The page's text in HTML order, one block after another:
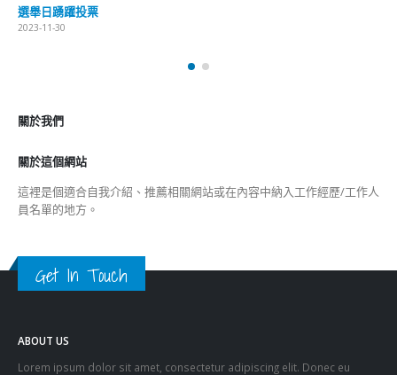
選舉日踴躍投票
2023-11-30
關於我們
關於這個網站
這裡是個適合自我介紹、推薦相關網站或在內容中納入工作經歷/工作人
員名單的地方。
Get In Touch
ABOUT US
Lorem ipsum dolor sit amet, consectetur adipiscing elit. Donec eu